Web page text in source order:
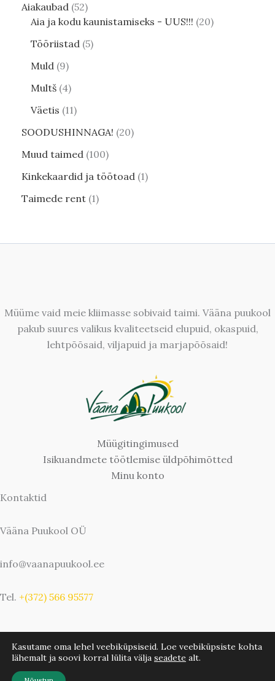
Aiakaubad 52
Aia ja kodu kaunistamiseks - UUS!!! 20
Tööriistad 5
Muld 9
Multš 4
Väetis 11
SOODUSHINNAGA! 20
Muud taimed 100
Kinkekaardid ja töötoad 1
Taimede rent 1
Müüme vaid meie kliimasse sobivaid taimi. Vääna puukool
pakub suures valikus kvaliteetseid elupuid, okaspuid,
lehtpõõsaid, viljapuid ja marjapõõsaid!
Müügitingimused
Isikuandmete töötlemise üldpõhimõtted
Minu konto
Kontaktid
Vääna Puukool OÜ
info@vaanapuukool.ee
Tel. +(372) 566 95577
Kasutame oma lehel veebiküpsiseid. Loe veebiküpsiste kohta
lähemalt ja soovi korral lülita välja seadete alt.